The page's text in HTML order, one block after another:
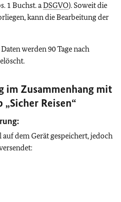
1 Buchst. aDSGVO). Soweit die
kann die Bearbeitung der
werden 90 Tage nach
im Zusammenhang mit
Reisen“
:
dem Gerät gespeichert, jedoch